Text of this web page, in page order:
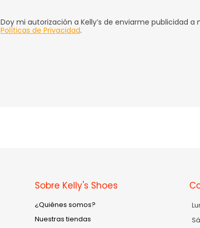
Doy mi autorización a Kelly’s de enviarme publicidad
Políticas de Privacidad.
Sobre Kelly's Shoes
¿Quiénes somos?
Nuestras tiendas